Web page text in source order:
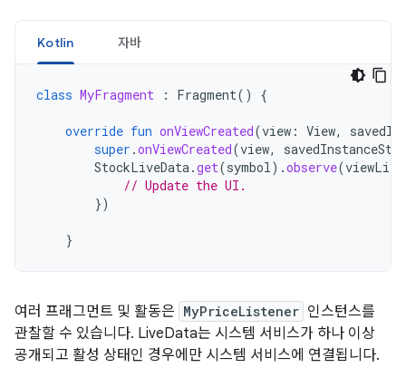
Kotlin 자바
class MyFragment : Fragment() {
override fun onViewCreated(view : View,
super .onViewCreated(view,
StockLiveData.get(symbol).observe(
// Update the UI.
})
}
여러 프래그먼트 및 활동은 MyPriceListener 인스턴스를
관찰할 수 있습니다. LiveData는 시스템 서비스가 하나 이상
공개되고 활성 상태인 경우에만 시스템 서비스에 연결됩니다.